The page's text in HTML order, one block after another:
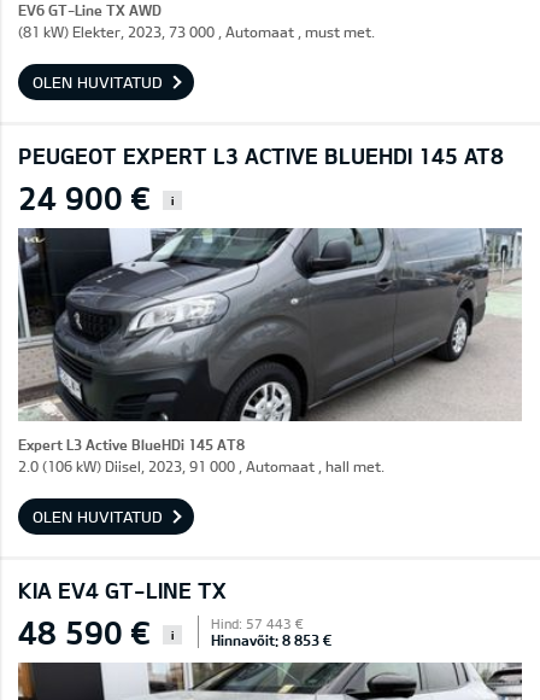
EV6 GT-Line TX AWD
(81 kW) Elekter, 2023, 73 000 , Automaat , must met.
OLEN HUVITATUD
PEUGEOT EXPERT L3 ACTIVE BLUEHDI 145 AT8
24 900 € i
Expert L3 Active BlueHDi 145 AT8
2.0 (106 kW) Diisel, 2023, 91 000 , Automaat , hall met.
OLEN HUVITATUD
KIA EV4 GT-LINE TX
48 590 € i
Hind: 57 443 €
Hinnavõit: 8 853 €